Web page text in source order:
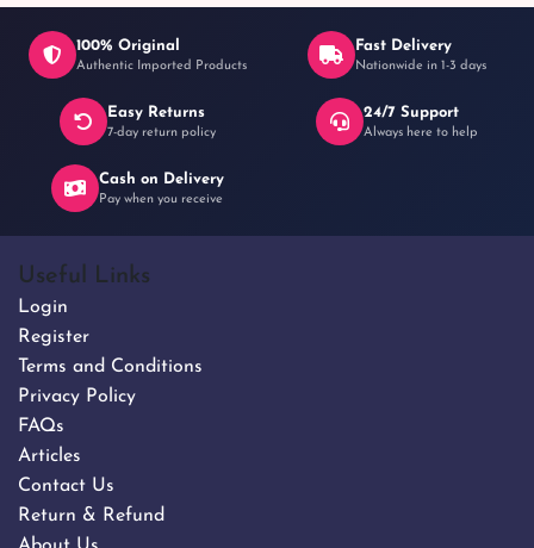
100% Original
Authentic Imported Products
Fast Delivery
Nationwide in 1-3 days
Easy Returns
7-day return policy
24/7 Support
Always here to help
Cash on Delivery
Pay when you receive
Useful Links
Login
Register
Terms and Conditions
Privacy Policy
FAQs
Articles
Contact Us
Return & Refund